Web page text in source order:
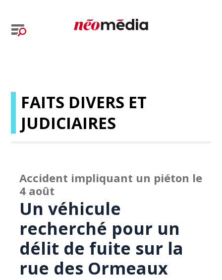
FAITS DIVERS ET
JUDICIAIRES
Accident impliquant un piéton le
4 août
Un véhicule
recherché pour un
délit de fuite sur la
rue des Ormeaux